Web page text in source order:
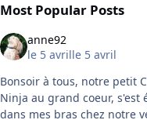
Most Popular Posts
anne92
le 5 avrille 5 avril
Bonsoir à tous, notre petit
Ninja au grand coeur, s'est
dans mes bras chez notre